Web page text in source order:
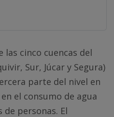
y vertidos que
las cinco cuencas del
Sur, Júcar y Segura)
parte del nivel en
el consumo de agua
personas. El